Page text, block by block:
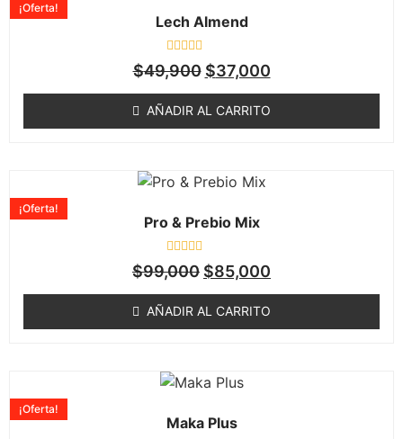
Lech Almend
Valorado
en
de
5
¡Oferta!
$49,900 $37,000
AÑADIR AL CARRITO
Pro & Prebio Mix
Valorado
en
de
5
¡Oferta!
$99,000 $85,000
AÑADIR AL CARRITO
Maka Plus
¡Oferta!